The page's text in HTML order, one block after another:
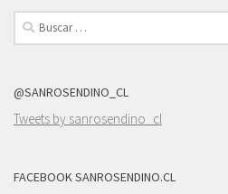
Buscar:
@SANROSENDINO_CL
Tweets by sanrosendino_cl
FACEBOOK SANROSENDINO.CL